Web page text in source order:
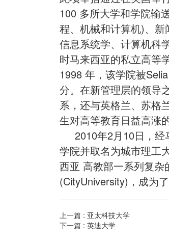
100 多所大学和学院输
程、机械和计算机)、新
信息系统学、计算机科
时马来西亚的私立高等
1998 年，该学院被
分。在新管理层的领导
系，还与英格兰、苏格
生对高等教育日益高涨
2010年2月10日，经
学院并取名为城市理工
西亚 高教部一系列复
(CityUniversity)，成为
上一篇 : 亚太科技大学
下一篇 : 英迪大学